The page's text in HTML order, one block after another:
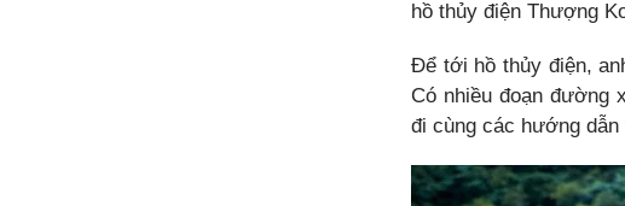
hồ thủy điện Thượng
Để tới hồ thủy điện,
Có nhiều đoạn đường
đi cùng các hướng